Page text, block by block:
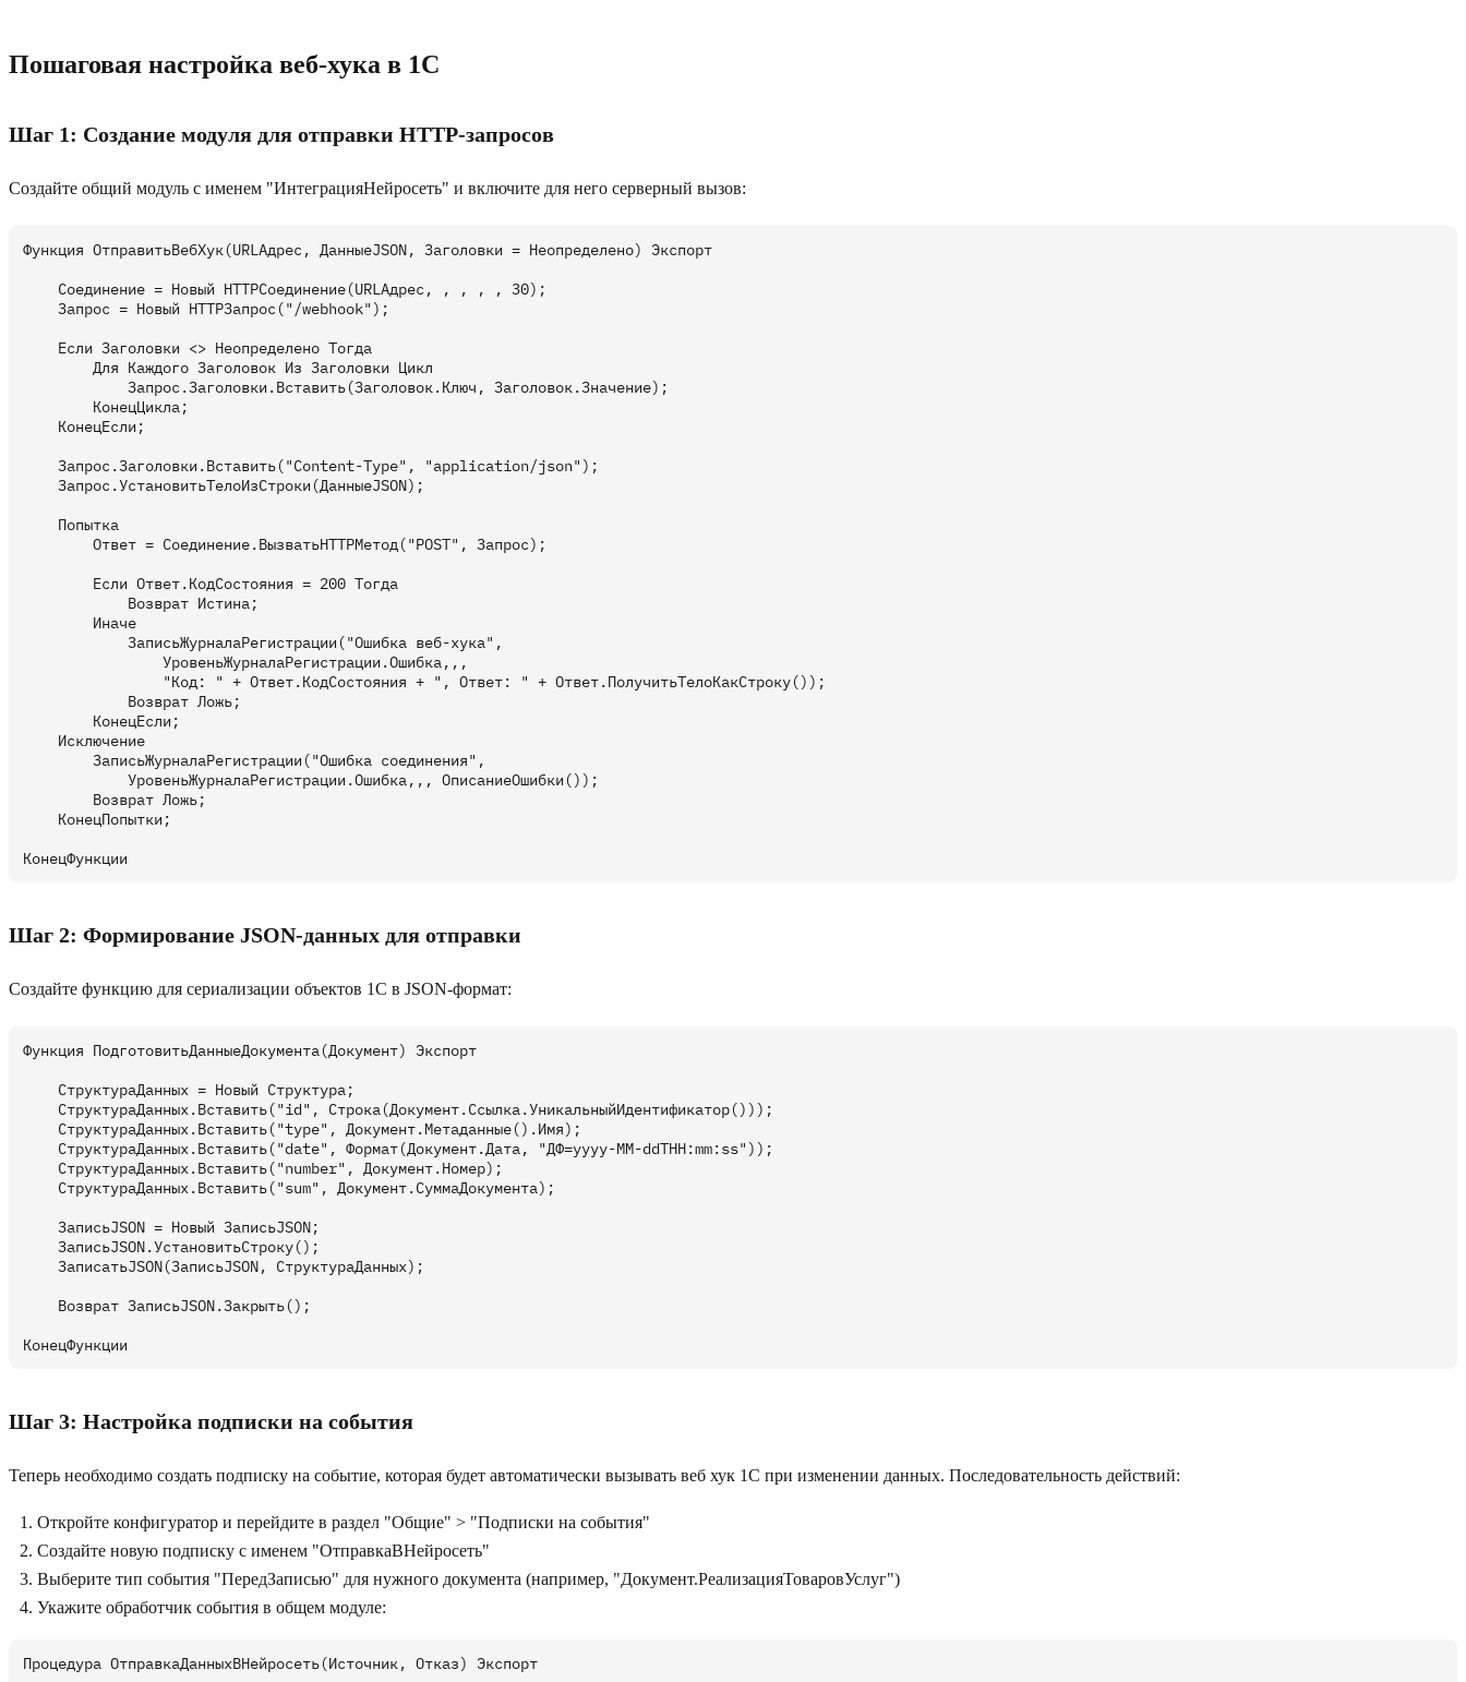
Пошаговая настройка веб-хука в 1С
Шаг 1: Создание модуля для отправки HTTP-запросов
Создайте общий модуль с именем "ИнтеграцияНейросеть" и включите для него серверный вызов:
Функция ОтправитьВебХук(URLАдрес, ДанныеJSON, Заголовки = Неопределено) Экспорт
    Соединение = Новый HTTPСоединение(URLАдрес, , , , , 30);
    Запрос = Новый HTTPЗапрос("/webhook");
    Если Заголовки <> Неопределено Тогда
        Для Каждого Заголовок Из Заголовки Цикл
            Запрос.Заголовки.Вставить(Заголовок.Ключ, Заголовок.Значение);
        КонецЦикла;
    КонецЕсли;
    Запрос.Заголовки.Вставить("Content-Type", "application/json");
    Запрос.УстановитьТелоИзСтроки(ДанныеJSON);
    Попытка
        Ответ = Соединение.ВызватьHTTPМетод("POST", Запрос);
        Если Ответ.КодСостояния = 200 Тогда
            Возврат Истина;
        Иначе
            ЗаписьЖурналаРегистрации("Ошибка веб-хука",
                УровеньЖурналаРегистрации.Ошибка,,,
                "Код: " + Ответ.КодСостояния + ", Ответ: " + Ответ.ПолучитьТелоКакСтроку());
            Возврат Ложь;
        КонецЕсли;
    Исключение
        ЗаписьЖурналаРегистрации("Ошибка соединения",
            УровеньЖурналаРегистрации.Ошибка,,, ОписаниеОшибки());
        Возврат Ложь;
    КонецПопытки;
Шаг 2: Формирование JSON-данных для отправки
Создайте функцию для сериализации объектов 1С в JSON-формат:
Функция ПодготовитьДанныеДокумента(Документ) Экспорт
    СтруктураДанных = Новый Структура;
    СтруктураДанных.Вставить("id", Строка(Документ.Ссылка.УникальныйИдентификатор()));
    СтруктураДанных.Вставить("type", Документ.Метаданные().Имя);
    СтруктураДанных.Вставить("date", Формат(Документ.Дата, "ДФ=yyyy-MM-ddTHH:mm:ss"));
    СтруктураДанных.Вставить("number", Документ.Номер);
    СтруктураДанных.Вставить("sum", Документ.СуммаДокумента);
    ЗаписьJSON = Новый ЗаписьJSON;
    ЗаписьJSON.УстановитьСтроку();
    ЗаписатьJSON(ЗаписьJSON, СтруктураДанных);
    Возврат ЗаписьJSON.Закрыть();
Шаг 3: Настройка подписки на события
Теперь необходимо создать подписку на событие, которая будет автоматически вызывать веб хук 1С при изменении данных. Последовательность действий:
Откройте конфигуратор и перейдите в раздел "Общие" > "Подписки на события"
Создайте новую подписку с именем "ОтправкаВНейросеть"
Выберите тип события "ПередЗаписью" для нужного документа (например, "Документ.РеализацияТоваровУслуг")
Укажите обработчик события в общем модуле:
Процедура ОтправкаДанныхВНейросеть(Источник, Отказ) Экспорт